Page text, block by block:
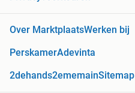
Over MarktplaatsWerken bij
PerskamerAdevinta
2dehands2ememainSitemap